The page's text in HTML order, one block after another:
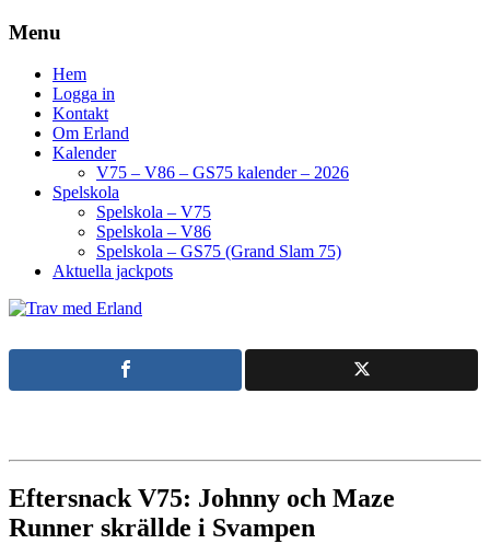
Menu
Hem
Logga in
Kontakt
Om Erland
Kalender
V75 – V86 – GS75 kalender – 2026
Spelskola
Spelskola – V75
Spelskola – V86
Spelskola – GS75 (Grand Slam 75)
Aktuella jackpots
Eftersnack V75: Johnny och Maze
Runner skrällde i Svampen